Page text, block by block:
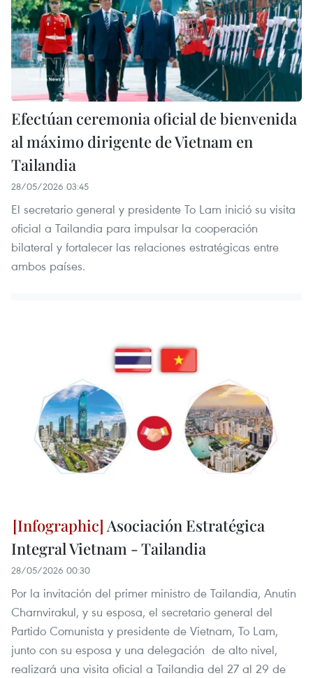
Efectúan ceremonia oficial de bienvenida
al máximo dirigente de Vietnam en
Tailandia
28/05/2026 03:45
El secretario general y presidente To Lam inició su visita
oficial a Tailandia para impulsar la cooperación
bilateral y fortalecer las relaciones estratégicas entre
ambos países.
Asociación Estratégica
Integral Vietnam - Tailandia
28/05/2026 00:30
Por la invitación del primer ministro de Tailandia, Anutin
Charnvirakul, y su esposa, el secretario general del
Partido Comunista y presidente de Vietnam, To Lam,
junto con su esposa y una delegación de alto nivel,
realizará una visita oficial a Tailandia del 27 al 29 de